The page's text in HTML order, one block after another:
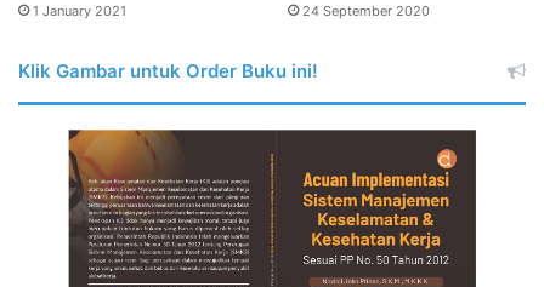
1 January 2021 24 September 2020
Klik Gambar untuk Order Buku ini!